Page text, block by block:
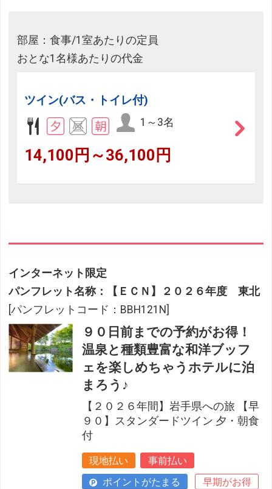
部屋：食事/1室あたりの定員
おとな1名様あたりの代金
ツイン(バス・トイレ付)
1～3名
14,100円～36,100円
インターネット限定
パンフレット名称：【ＥＣＮ】２０２６年度 東北
[パンフレットコード：BBH121N]
９０日前までの予約がお得！
温泉と種類豊富な和洋ブッフ
ェを楽しめちゃうホテルに泊
まろう♪
【２０２６年間】岩手県への旅 【早
９０】スタンダードツイン 夕・朝食
付
現地払い
事前払い
ポイントがたまる
早期がお得